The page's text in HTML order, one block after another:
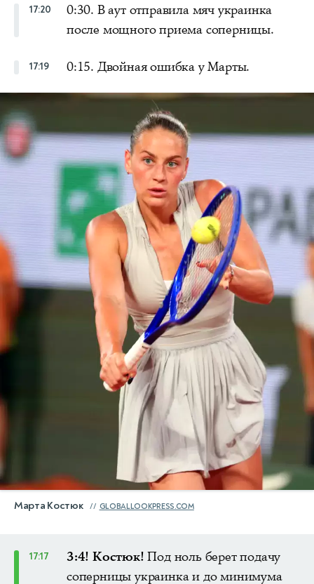
17:20
0:30. В аут отправила мяч украинка
после мощного приема соперницы.
17:19 0:15. Двойная ошибка у Марты.
Марта Костюк GLOBALLOOKPRESS.COM
17:17 3:4! Костюк! Под ноль берет подачу
соперницы украинка и до минимума